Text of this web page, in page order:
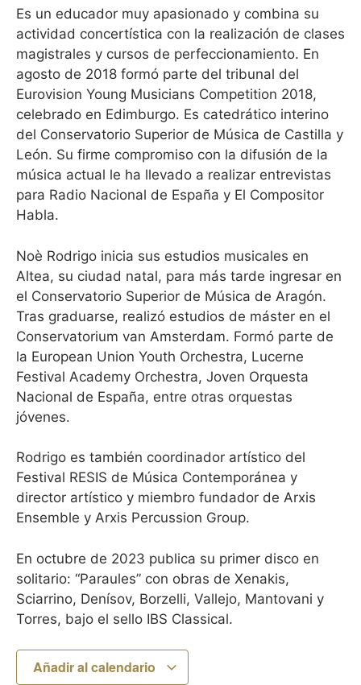
Es un educador muy apasionado y combina su
actividad concertística con la realización de clases
magistrales y cursos de perfeccionamiento. En
agosto de 2018 formó parte del tribunal del
Eurovision Young Musicians Competition 2018,
celebrado en Edimburgo. Es catedrático interino
del Conservatorio Superior de Música de Castilla y
León. Su firme compromiso con la difusión de la
música actual le ha llevado a realizar entrevistas
para Radio Nacional de España y El Compositor
Habla.
Noè Rodrigo inicia sus estudios musicales en
Altea, su ciudad natal, para más tarde ingresar en
el Conservatorio Superior de Música de Aragón.
Tras graduarse, realizó estudios de máster en el
Conservatorium van Amsterdam. Formó parte de
la European Union Youth Orchestra, Lucerne
Festival Academy Orchestra, Joven Orquesta
Nacional de España, entre otras orquestas
jóvenes.
Rodrigo es también coordinador artístico del
Festival RESIS de Música Contemporánea y
director artístico y miembro fundador de Arxis
Ensemble y Arxis Percussion Group.
En octubre de 2023 publica su primer disco en
solitario: “Paraules” con obras de Xenakis,
Sciarrino, Denísov, Borzelli, Vallejo, Mantovani y
Torres, bajo el sello IBS Classical.
Añadir al calendario